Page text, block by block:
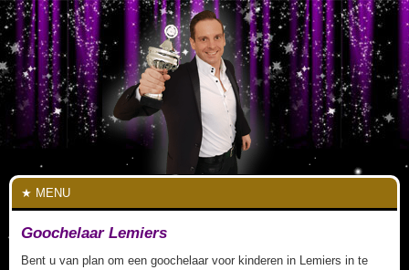
MENU
Goochelaar Lemiers
Bent u van plan om een goochelaar voor kinderen in Lemiers in te